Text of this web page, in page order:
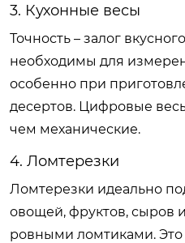
3. Кухонные весы
Точность – залог
необходимы для
особенно при
десертов. Цифровые
чем механические.
4. Ломтерезки
Ломтерезки идеально
овощей, фруктов, сыров
ровными ломтиками.